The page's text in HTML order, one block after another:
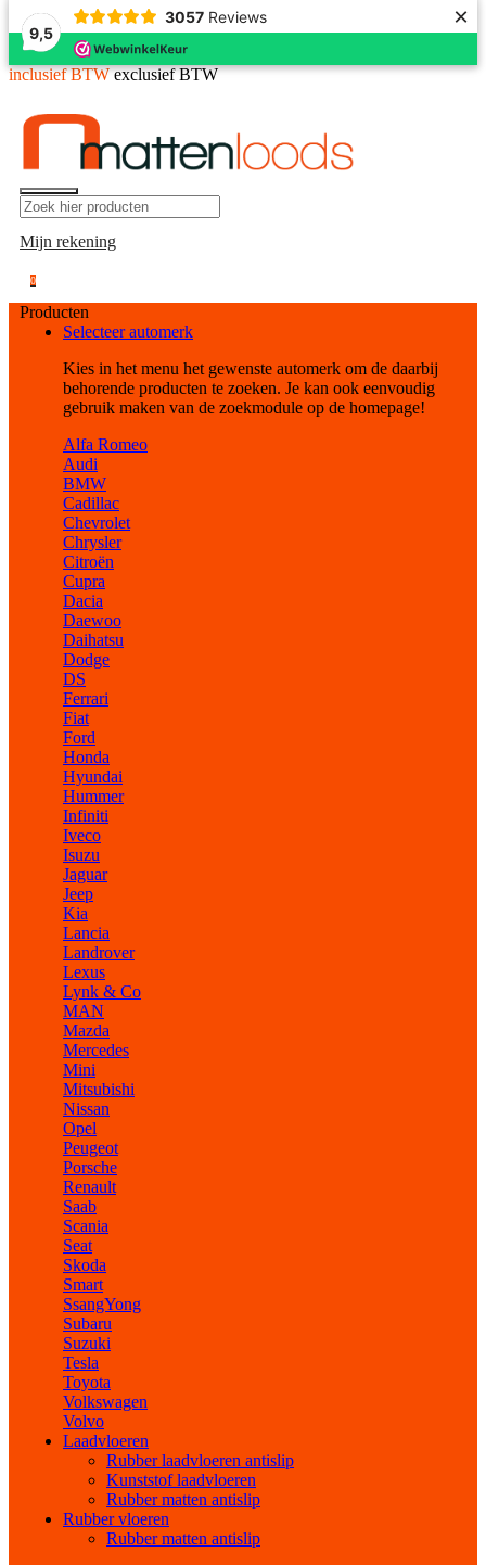
9,5
3057 Reviews ×
inclusief BTW exclusief BTW
Mijn rekening
0
Producten
Selecteer automerk
Kies in het menu het gewenste automerk om de daarbij
behorende producten te zoeken. Je kan ook eenvoudig
gebruik maken van de zoekmodule op de homepage!
Alfa Romeo
Audi
BMW
Cadillac
Chevrolet
Chrysler
Citroën
Cupra
Dacia
Daewoo
Daihatsu
Dodge
DS
Ferrari
Fiat
Ford
Honda
Hyundai
Hummer
Infiniti
Iveco
Isuzu
Jaguar
Jeep
Kia
Lancia
Landrover
Lexus
Lynk & Co
MAN
Mazda
Mercedes
Mini
Mitsubishi
Nissan
Opel
Peugeot
Porsche
Renault
Saab
Scania
Seat
Skoda
Smart
SsangYong
Subaru
Suzuki
Tesla
Toyota
Volkswagen
Volvo
Laadvloeren
Rubber laadvloeren antislip
Kunststof laadvloeren
Rubber matten antislip
Rubber vloeren
Rubber matten antislip